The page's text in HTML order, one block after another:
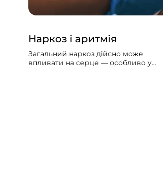
Наркоз і аритмія
Загальний наркоз дійсно може
впливати на серце — особливо у